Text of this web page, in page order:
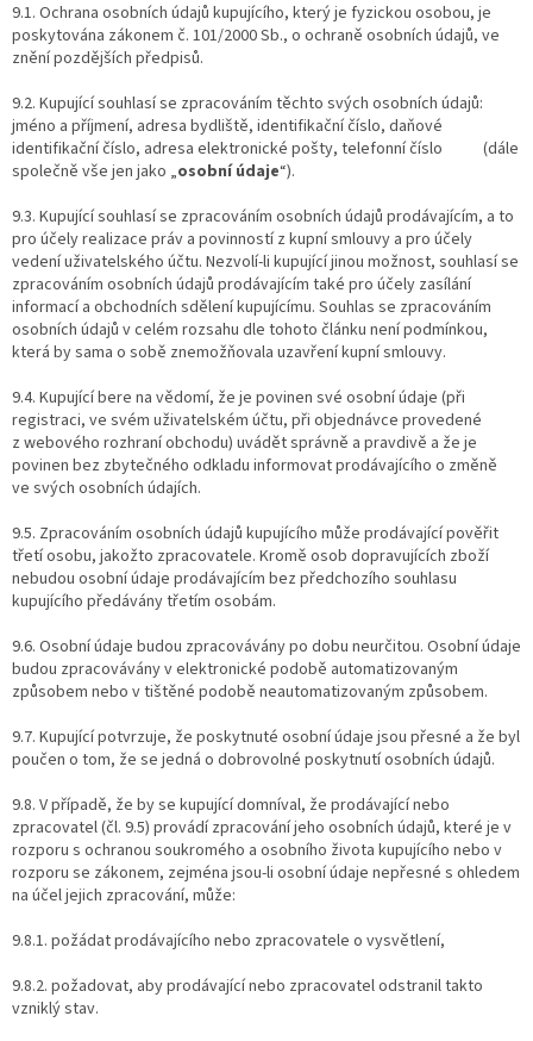
9.1. Ochrana osobních údajů kupujícího, který je fyzickou osobou, je
poskytována zákonem č. 101/2000 Sb., o ochraně osobních údajů, ve
znění pozdějších předpisů.
9.2. Kupující souhlasí se zpracováním těchto svých osobních údajů:
jméno a příjmení, adresa bydliště, identifikační číslo, daňové
identifikační číslo, adresa elektronické pošty, telefonní číslo (dále
společně vše jen jako „osobní údaje“).
9.3. Kupující souhlasí se zpracováním osobních údajů prodávajícím, a to
pro účely realizace práv a povinností z kupní smlouvy a pro účely
vedení uživatelského účtu. Nezvolí-li kupující jinou možnost, souhlasí se
zpracováním osobních údajů prodávajícím také pro účely zasílání
informací a obchodních sdělení kupujícímu. Souhlas se zpracováním
osobních údajů v celém rozsahu dle tohoto článku není podmínkou,
která by sama o sobě znemožňovala uzavření kupní smlouvy.
9.4. Kupující bere na vědomí, že je povinen své osobní údaje (při
registraci, ve svém uživatelském účtu, při objednávce provedené
z webového rozhraní obchodu) uvádět správně a pravdivě a že je
povinen bez zbytečného odkladu informovat prodávajícího o změně
ve svých osobních údajích.
9.5. Zpracováním osobních údajů kupujícího může prodávající pověřit
třetí osobu, jakožto zpracovatele. Kromě osob dopravujících zboží
nebudou osobní údaje prodávajícím bez předchozího souhlasu
kupujícího předávány třetím osobám.
9.6. Osobní údaje budou zpracovávány po dobu neurčitou. Osobní údaje
budou zpracovávány v elektronické podobě automatizovaným
způsobem nebo v tištěné podobě neautomatizovaným způsobem.
9.7. Kupující potvrzuje, že poskytnuté osobní údaje jsou přesné a že byl
poučen o tom, že se jedná o dobrovolné poskytnutí osobních údajů.
9.8. V případě, že by se kupující domníval, že prodávající nebo
zpracovatel (čl. 9.5) provádí zpracování jeho osobních údajů, které je v
rozporu s ochranou soukromého a osobního života kupujícího nebo v
rozporu se zákonem, zejména jsou-li osobní údaje nepřesné s ohledem
na účel jejich zpracování, může:
9.8.1. požádat prodávajícího nebo zpracovatele o vysvětlení,
9.8.2. požadovat, aby prodávající nebo zpracovatel odstranil takto
vzniklý stav.